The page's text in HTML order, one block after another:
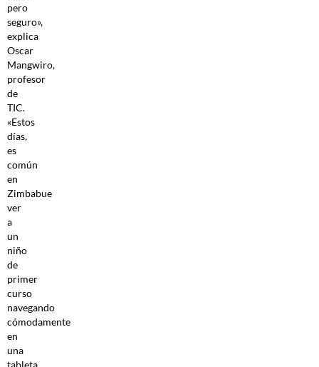
pero
seguro»,
explica
Oscar
Mangwiro,
profesor
de
TIC.
«Estos
días,
es
común
en
Zimbabue
ver
a
un
niño
de
primer
curso
navegando
cómodamente
en
una
tableta,